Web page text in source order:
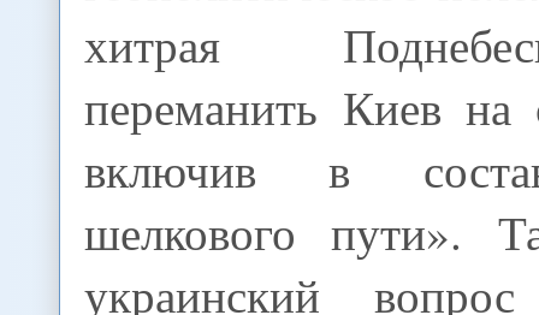
хитрая
переманить Киев на
включив в
шелкового пути».
украинский